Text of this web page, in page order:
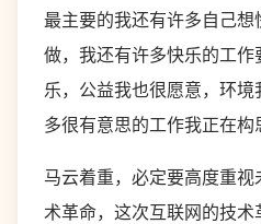
最主要的我还有许多自己
做，我还有许多快乐的工
乐，公益我也很愿意，环
多很有意思的工作我正在构
马云着重，必定要高度重视
术革命，这次互联网的技